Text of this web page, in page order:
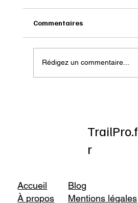
Commentaires
Rédigez un commentaire...
TrailPro.f
r
Accueil
À propos
Blog
Mentions légales